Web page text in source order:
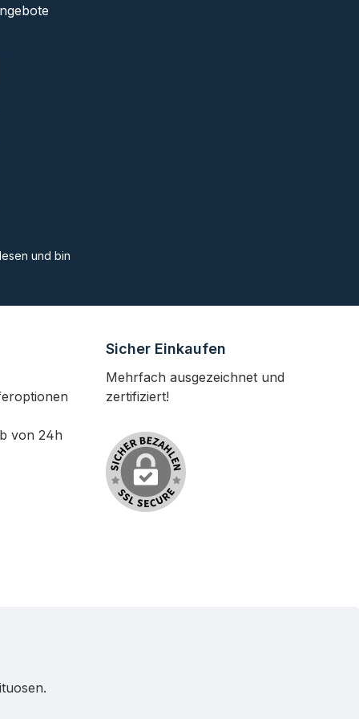
und bin
von 24h
Sicher Einkaufen
Mehrfach ausgezeichnet und
zertifiziert!